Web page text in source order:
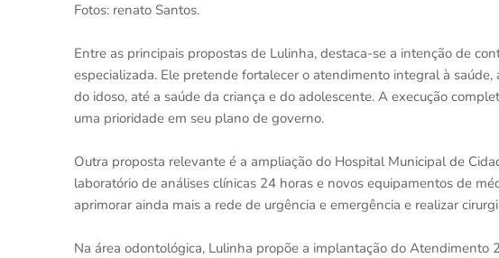
Fotos: renato Santos.
Entre as principais propostas de Lulinha, destaca-se a intenção de
especializada. Ele pretende fortalecer o atendimento integral à
do idoso, até a saúde da criança e do adolescente. A execução
uma prioridade em seu plano de governo.
Outra proposta relevante é a ampliação do Hospital Municipal de
laboratório de análises clínicas 24 horas e novos equipamentos de
aprimorar ainda mais a rede de urgência e emergência e realizar
Na área odontológica, Lulinha propõe a implantação do